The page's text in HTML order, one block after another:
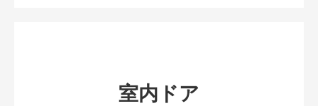
室内ドア